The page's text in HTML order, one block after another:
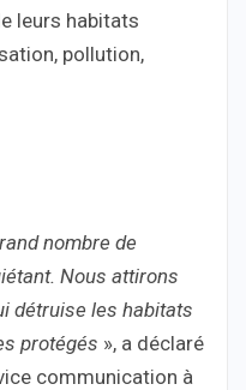
leurs habitats
pollution,
nombre de
Nous attirons
détruise les habitats
protégés », a déclaré
communication à